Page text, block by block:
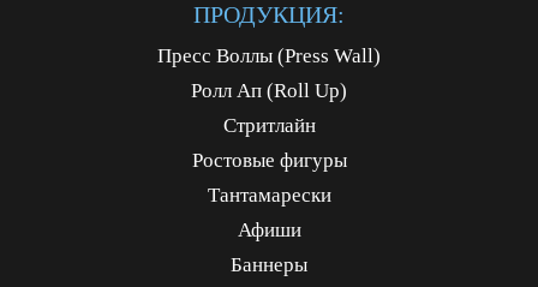
ПРОДУКЦИЯ:
Пресс Воллы (Press Wall)
Ролл Ап (Roll Up)
Стритлайн
Ростовые фигуры
Тантамарески
Афиши
Баннеры